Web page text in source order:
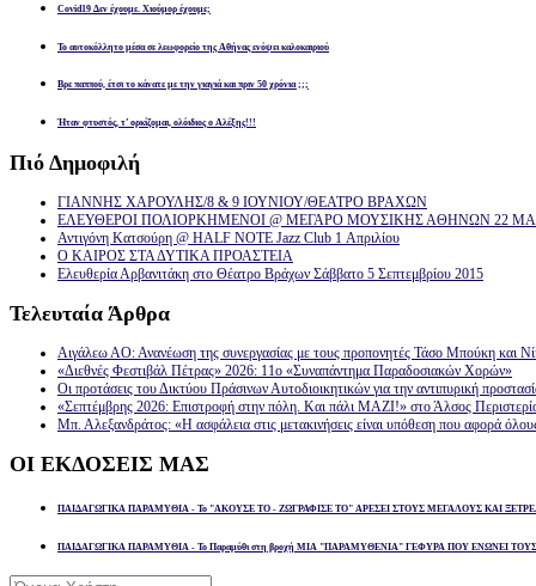
Covid19 Δεν έχουμε. Χιούμορ έχουμε;
Το αυτοκόλλητο μέσα σε λεωφορείο της Αθήνας ενόψει καλοκαιριού
Βρε παππού, έτσι το κάνατε με την γιαγιά και πριν 50 χρόνια ;;;
Ήταν φτυστός, τ’ ορκίζομαι, ολόιδιος ο Αλέξης!!!
Πιό Δημοφιλή
ΓΙΑΝΝΗΣ ΧΑΡΟΥΛΗΣ/8 & 9 ΙΟΥΝΙΟΥ/ΘΕΑΤΡΟ ΒΡΑΧΩΝ
ΕΛΕΥΘΕΡΟΙ ΠΟΛΙΟΡΚΗΜΕΝΟΙ @ ΜΕΓΑΡΟ ΜΟΥΣΙΚΗΣ ΑΘΗΝΩΝ 22
Αντιγόνη Κατσούρη @ HALF NOTE Jazz Club 1 Απριλίου
Ο ΚΑΙΡΟΣ ΣΤΑ ΔΥΤΙΚΑ ΠΡΟΑΣΤΕΙΑ
Ελευθερία Αρβανιτάκη στο Θέατρο Βράχων Σάββατο 5 Σεπτεμβρίου 2015
Τελευταία Άρθρα
Αιγάλεω ΑΟ: Ανανέωση της συνεργασίας με τους προπονητές Τάσο Μπούκη και
«Διεθνές Φεστιβάλ Πέτρας» 2026: 11ο «Συναπάντημα Παραδοσιακών Χορών»
Οι προτάσεις του Δικτύου Πράσινων Αυτοδιοικητικών για την αντιπυρική
«Σεπτέμβρης 2026: Επιστροφή στην πόλη. Και πάλι ΜΑΖΙ!» στο Άλσος
Μπ. Αλεξανδράτος: «Η ασφάλεια στις μετακινήσεις είναι υπόθεση που αφορά
ΟΙ ΕΚΔΟΣΕΙΣ ΜΑΣ
ΠΑΙΔΑΓΩΓΙΚΑ ΠΑΡΑΜΥΘΙΑ - Το "ΑΚΟΥΣΕ ΤΟ - ΖΩΓΡΑΦΙΣΕ ΤΟ" ΑΡΕΣΕΙ ΣΤΟΥΣ ΜΕΓΑΛΟΥΣ ΚΑΙ
ΠΑΙΔΑΓΩΓΙΚΑ ΠΑΡΑΜΥΘΙΑ - Το Παραμύθι στη βροχή ΜΙΑ "ΠΑΡΑΜΥΘΕΝΙΑ" ΓΕΦΥΡΑ ΠΟΥ ΕΝΩΝΕΙ